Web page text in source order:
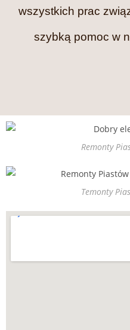
wszystkich prac
szybką pomoc w
Remonty
Temonty